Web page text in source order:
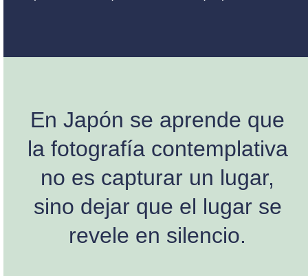
En Japón se aprende que
la fotografía contemplativa
no es capturar un lugar,
sino dejar que el lugar se
revele en silencio.